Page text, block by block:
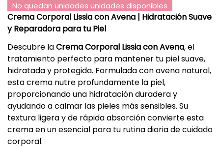
No quedan unidades unidades disponibles
Crema Corporal Lissia con Avena | Hidratación Suave
y Reparadora para tu Piel
Descubre laCrema Corporal Lissia con Avena, el
tratamiento perfecto para mantener tu piel suave,
hidratada y protegida. Formulada con avena natural,
esta crema nutre profundamente la piel,
proporcionando una hidratación duradera y
ayudando a calmar las pieles más sensibles. Su
textura ligera y de rápida absorción convierte esta
crema en un esencial para tu rutina diaria de cuidado
corporal.